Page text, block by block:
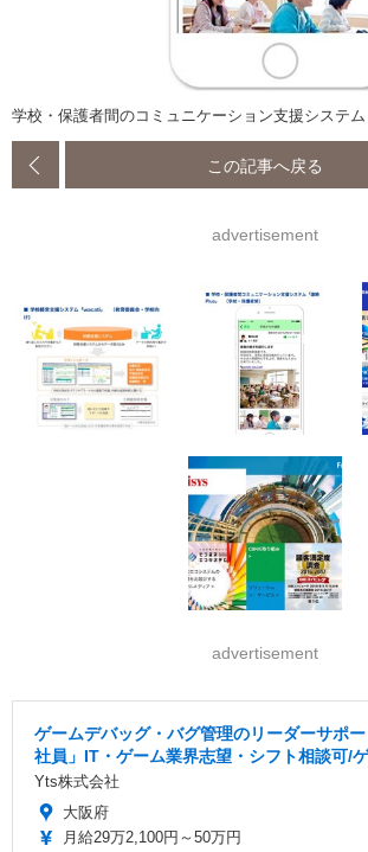
学校・保護者間のコミュニケーション支援システム
この記事へ戻る
advertisement
advertisement
ゲームデバッグ・バグ管理のリーダーサポ
社員」IT・ゲーム業界志望・シフト相談可/
Yts株式会社
大阪府
月給29万2,100円～50万円